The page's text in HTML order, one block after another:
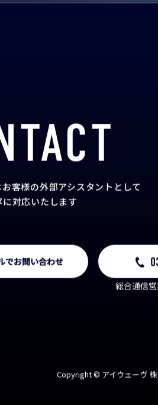
客様の外部アシスタント として
対応いたします
でお問い合わせ
総合通信
Copyright © アイウェーヴ